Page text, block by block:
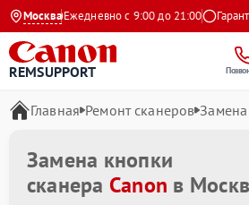
МоскваЕжедневно с 9:00 до 21:00
REMSUPPORT
Главная Ремонт сканеров
Замена кнопки
сканера Canon в